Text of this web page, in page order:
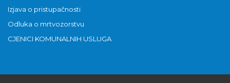
Izjava o pristupačnosti
Odluka o mrtvozorstvu
CJENICI KOMUNALNIH USLUGA